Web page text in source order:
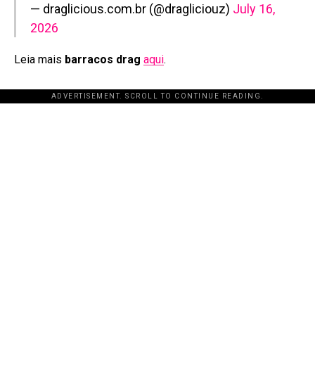
— draglicious.com.br (@dragliciouz) July 16,
2026
Leia mais barracos drag aqui.
ADVERTISEMENT. SCROLL TO CONTINUE READING.